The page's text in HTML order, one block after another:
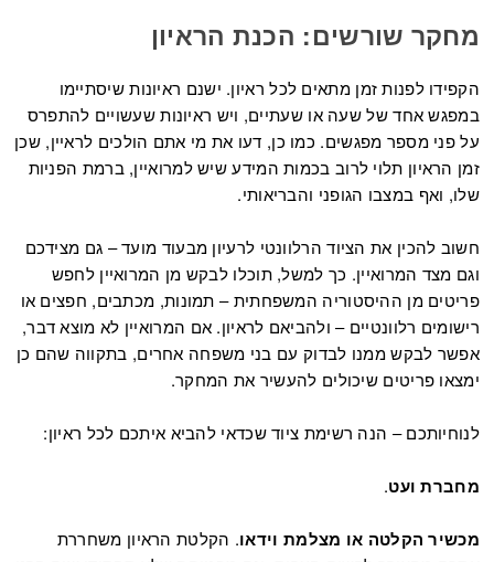
מחקר שורשים: הכנת הראיון
הקפידו לפנות זמן מתאים לכל ראיון. ישנם ראיונות שיסתיימו
במפגש אחד של שעה או שעתיים, ויש ראיונות שעשויים להתפרס
על פני מספר מפגשים. כמו כן, דעו את מי אתם הולכים לראיין, שכן
זמן הראיון תלוי לרוב בכמות המידע שיש למרואיין, ברמת הפניות
שלו, ואף במצבו הגופני והבריאותי.
חשוב להכין את הציוד הרלוונטי לרעיון מבעוד מועד – גם מצידכם
וגם מצד המרואיין. כך למשל, תוכלו לבקש מן המרואיין לחפש
פריטים מן ההיסטוריה המשפחתית – תמונות, מכתבים, חפצים או
רישומים רלוונטיים – ולהביאם לראיון. אם המרואיין לא מוצא דבר,
אפשר לבקש ממנו לבדוק עם בני משפחה אחרים, בתקווה שהם כן
ימצאו פריטים שיכולים להעשיר את המחקר.
לנוחיותכם – הנה רשימת ציוד שכדאי להביא איתכם לכל ראיון:
מחברת ועט.
מכשיר הקלטה או מצלמת וידאו. הקלטת הראיון משחררת